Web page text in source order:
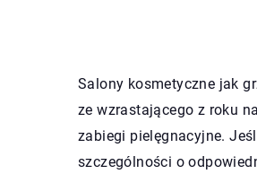
Salony kosmetyczne jak
ze wzrastającego z roku
zabiegi pielęgnacyjne.
szczególności o